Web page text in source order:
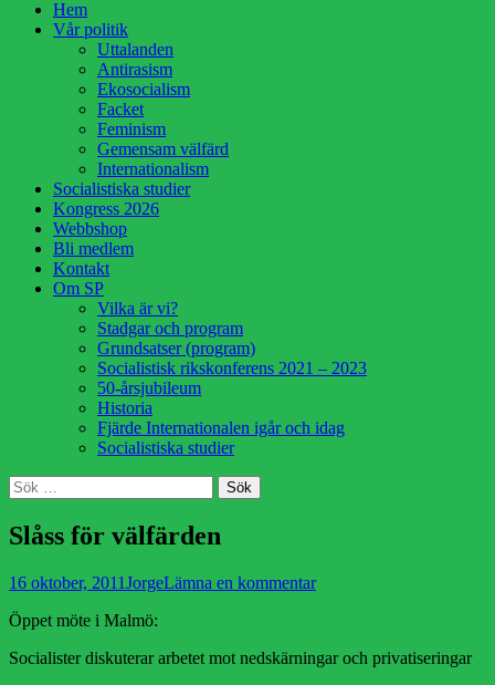
HoppaHem
Vår politik
Uttalanden
Antirasism
Ekosocialism
Facket
Feminism
Gemensam välfärd
Internationalism
Socialistiska studier
Kongress 2026
Webbshop
Bli medlem
Kontakt
Om SP
Vilka är vi?
Stadgar och program
Grundsatser (program)
Socialistisk rikskonferens 2021 – 2023
50-årsjubileum
Historia
Fjärde Internationalen igår och idag
Socialistiska studier
Sök
Sök
efter:
Slåss för välfärden
Publicerad
16 oktober, 2011 Författare
JorgeLämna en kommentar
Öppet möte i Malmö:
Socialister diskuterar arbetet mot nedskärningar och privatiseringar